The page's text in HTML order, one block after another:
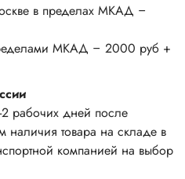
в пределах МКАД –
МКАД – 2000 руб +
2 рабочих дней после
товара на складе в
компанией на выбор